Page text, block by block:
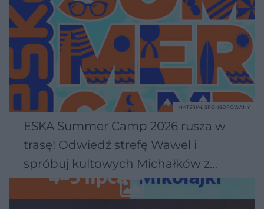
ESKA Summer Camp 2026 rusza w
trasę! Odwiedź strefę Wawel i
spróbuj kultowych Michałków z
Wawelu
MATERIAŁ SPONSOROWANY